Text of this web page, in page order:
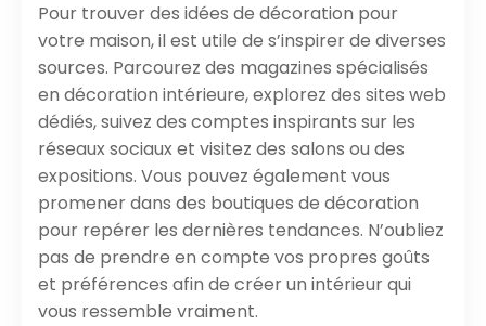
Pour trouver des idées de décoration pour
votre maison, il est utile de s’inspirer de diverses
sources. Parcourez des magazines spécialisés
en décoration intérieure, explorez des sites web
dédiés, suivez des comptes inspirants sur les
réseaux sociaux et visitez des salons ou des
expositions. Vous pouvez également vous
promener dans des boutiques de décoration
pour repérer les dernières tendances. N’oubliez
pas de prendre en compte vos propres goûts
et préférences afin de créer un intérieur qui
vous ressemble vraiment.